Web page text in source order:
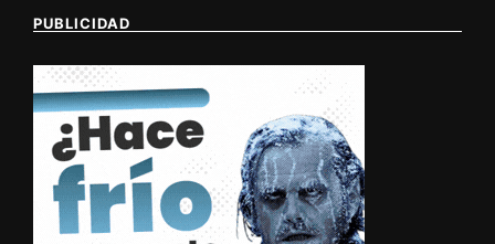
PUBLICIDAD